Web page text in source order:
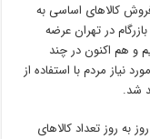
فروش کالاهای اساسی به
در تهران عرضه
و هم اکنون در چند
نیاز مردم با استفاده از
شد.
روز تعداد کالاهای